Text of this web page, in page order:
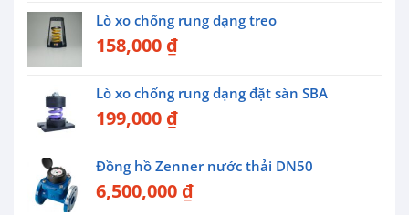
Lò xo chống rung dạng treo
158,000 ₫
Lò xo chống rung dạng đặt sàn SBA
199,000 ₫
Đồng hồ Zenner nước thải DN50
6,500,000 ₫